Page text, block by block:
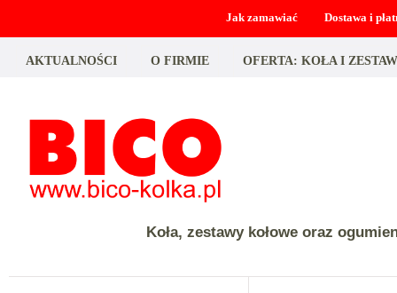
Jak zamawiać Dostawa i
AKTUALNOŚCI O FIRMIE OFERTA: KOŁA I
Koła, zestawy kołowe oraz